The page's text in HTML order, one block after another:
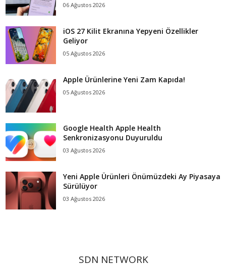
06 Ağustos 2026
iOS 27 Kilit Ekranına Yepyeni Özellikler
Geliyor
05 Ağustos 2026
Apple Ürünlerine Yeni Zam Kapıda!
05 Ağustos 2026
Google Health Apple Health
Senkronizasyonu Duyuruldu
03 Ağustos 2026
Yeni Apple Ürünleri Önümüzdeki Ay Piyasaya
Sürülüyor
03 Ağustos 2026
SDN NETWORK